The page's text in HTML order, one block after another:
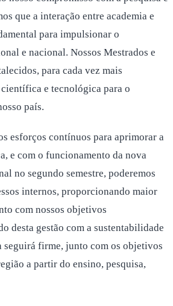
que a interação entre academia e
para impulsionar o
e nacional. Nossos Mestrados e
para cada vez mais
e tecnológica para o
país.
esforços contínuos para aprimorar a
e com o funcionamento da nova
no segundo semestre, poderemos
internos, proporcionando maior
com nossos objetivos
desta gestão com a sustentabilidade
firme, junto com os objetivos
a partir do ensino, pesquisa,